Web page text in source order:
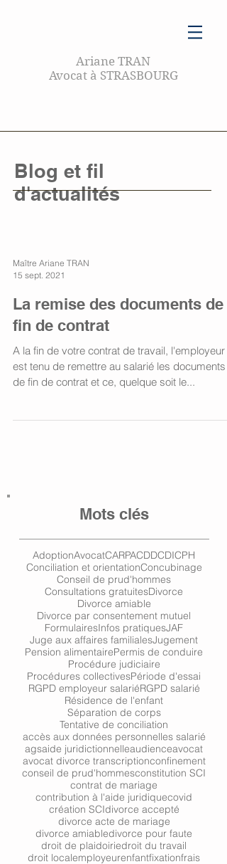
Ariane TRAN
Avocat à STRASBOURG
Blog et fil
d'actualités
Maître Ariane TRAN
15 sept. 2021
La remise des documents de
fin de contrat
A la fin de votre contrat de travail, l'employeur
est tenu de remettre au salarié les documents
de fin de contrat et ce, quelque soit le...
Mots clés
AdoptionAvocatCARPACDDCDICPH
Conciliation et orientationConcubinage
Conseil de prud'hommes
Consultations gratuitesDivorce
Divorce amiable
Divorce par consentement mutuel
FormulairesInfos pratiquesJAF
Juge aux affaires familialesJugement
Pension alimentairePermis de conduire
Procédure judiciaire
Procédures collectivesPériode d'essai
RGPD employeur salariéRGPD salarié
Résidence de l'enfant
Séparation de corps
Tentative de conciliation
accès aux données personnelles salarié
agsaide juridictionnelleaudienceavocat
avocat divorce transcriptionconfinement
conseil de prud'hommesconstitution SCI
contrat de mariage
contribution à l'aide juridiquecovid
création SCIdivorce accepté
divorce acte de mariage
divorce amiabledivorce pour faute
droit de plaidoiriedroit du travail
droit localemployeurenfantfixationfrais